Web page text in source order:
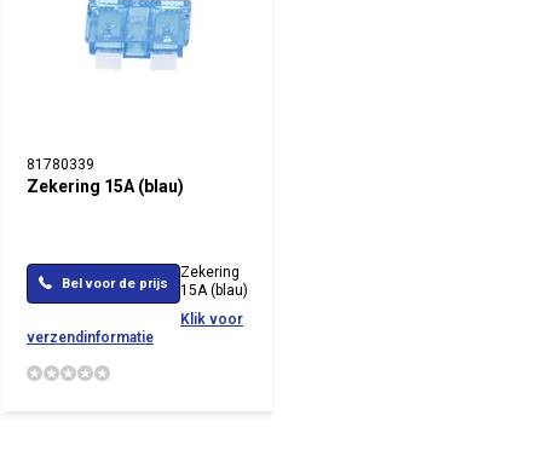
81780339
Zekering 15A (blau)
Bel voor de prijs
Zekering
15A (blau)
Klik voor
verzendinformatie